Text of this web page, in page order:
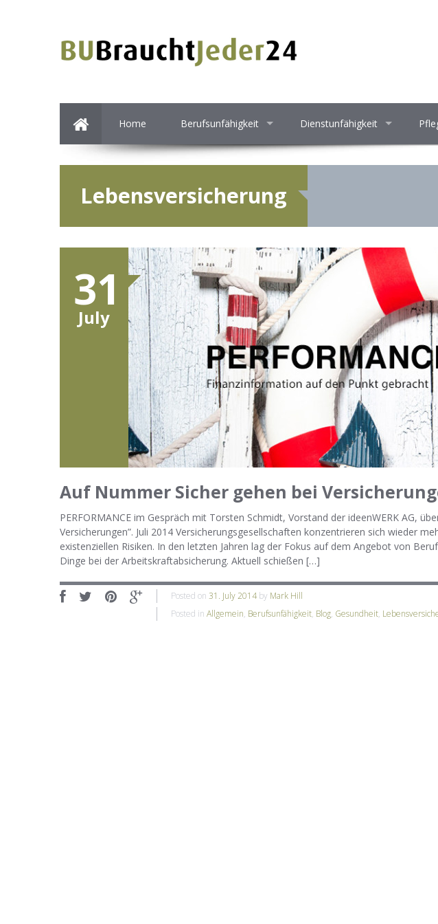
Home Berufsunfähigkeit Dienstunfähigkeit
Lebensversicherung
31
July
Auf Nummer Sicher gehen bei
PERFORMANCE im Gespräch mit Torsten Schmidt, Vorstand der ideenWERK AG,
Versicherungen”. Juli 2014 Versicherungsgesellschaften konzentrieren sich wieder
existenziellen Risiken. In den letzten Jahren lag der Fokus auf dem Angebot von
Dinge bei der Arbeitskraftabsicherung. Aktuell schießen […]
Posted on 31. July 2014by Mark Hill
Posted in Allgemein, Berufsunfähigkeit, Blog, Gesundheit,